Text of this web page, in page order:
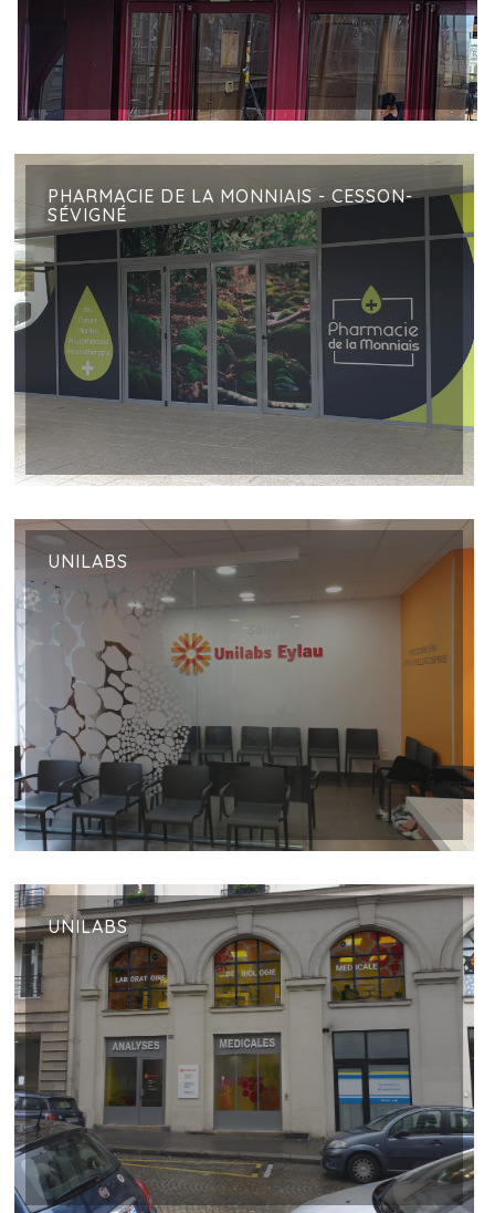
PHARMACIE DE LA MONNIAIS - CESSON-
SÉVIGNÉ
UNILABS
UNILABS